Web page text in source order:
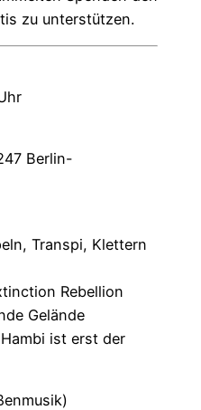
zu unterstützen.
Berlin-
Transpi, Klettern
Rebellion
Gelände
ist erst der